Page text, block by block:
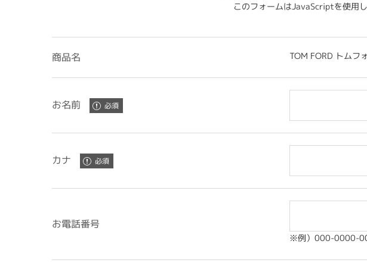
このフォームはJavaScriptを使用
商品名 TOM FORD トム
お名前
カナ
お電話番号
※例）000-0000-